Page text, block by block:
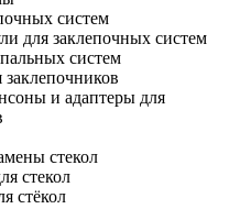
систем
для заклепочных систем
систем
и адаптеры для
стекол
стекол
стёкол